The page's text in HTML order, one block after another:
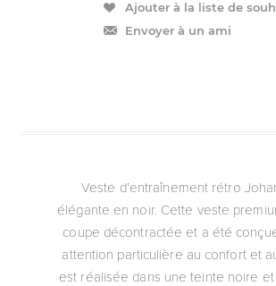
Ajouter à la liste de
Envoyer à un ami
Veste d’entraînement rétro
élégante en noir. Cette veste
coupe décontractée et a été
attention particulière au confort et
est réalisée dans une teinte noire et